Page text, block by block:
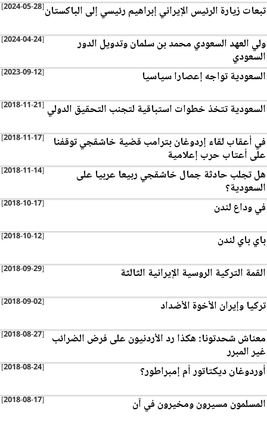
[2024-05-28]تبعات زيارة الرئيس الإيراني إبراهيم رئيسي إلى الباكستان
[2024-04-24] ولي العهد السعودي محمد بن سلمان وتدويل الدور
السعودي
[2023-09-12] السعودية تواجه إعصارا سياسيا
[2018-11-21] السعودية تتخذ خطوات استباقية لتجنب التحقيق الدولي
[2018-11-17] في أعقاب لقاء إردوغان بترامب قضية خاشقجي توقفنا
على أعتاب حرب إعلامية
[2018-11-14] هل تجلب حادثة جمال خاشقجي ربيعا عربيا على
السعودية؟
[2018-10-17] في وداع لندن
[2018-10-12] باي باي لندن
[2018-09-29] القمة التركية الروسية الإيرانية الثالثة
[2018-09-02] تركيا وإيران الأخوة الأضداد
[2018-08-27] معناش شحدتونا: هكذا رد الأردنيون على فرض الضرائب
غير المبرر
[2018-08-24] أوردوغان ديكتاتور أم إمبراطور؟
[2018-08-17] المسلمون مسيرون ومخيرون في آن